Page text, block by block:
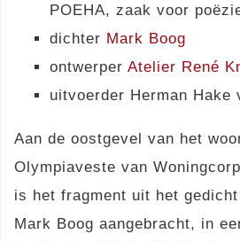
POEHA, zaak voor
dichter Mark Boog
ontwerper Atelier René
uitvoerder Herman Hake
Aan de oostgevel van het
Olympiaveste van
is het fragment uit het gedicht
Mark Boog aangebracht, in